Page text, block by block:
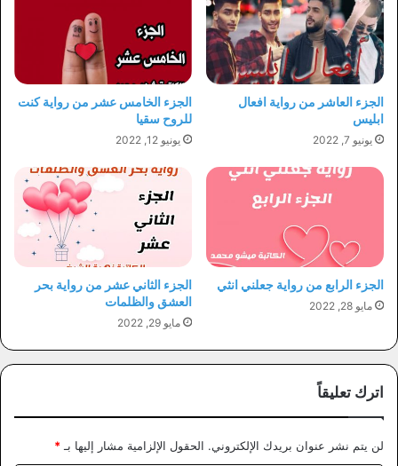
الجزء العاشر من رواية افعال
ابليس
يونيو 7, 2022
الجزء الخامس عشر من رواية كنت
للروح سقيا
يونيو 12, 2022
الجزء الرابع من رواية جعلني انثي
مايو 28, 2022
الجزء الثاني عشر من رواية بحر
العشق والظلمات
مايو 29, 2022
اترك تعليقاً
لن يتم نشر عنوان بريدك الإلكتروني. الحقول الإلزامية مشار إليها بـ *